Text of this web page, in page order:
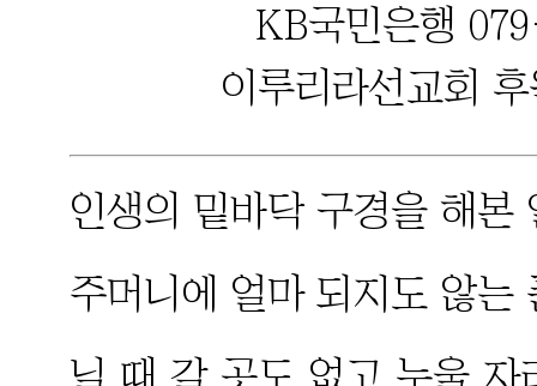
KB국민은행
이루리라선교회
인생의 밑바닥 구경을 해본
주머니에 얼마 되지도 않는
닐 때 갈 곳도 없고 누울 자